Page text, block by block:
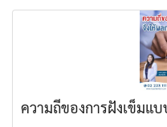
ความถี่ของการฝังเข็มแ